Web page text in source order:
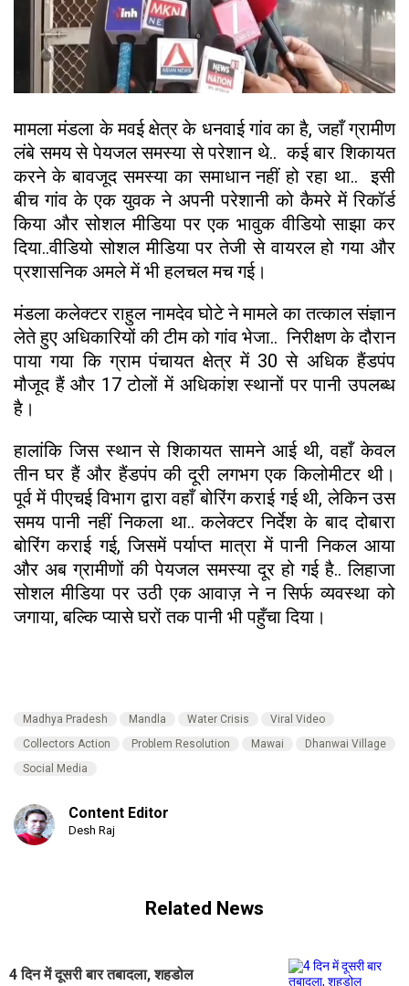
मामला मंडला के मवई क्षेत्र के धनवाई गांव का है, जहाँ ग्रामीण
लंबे समय से पेयजल समस्या से परेशान थे.. कई बार शिकायत
करने के बावजूद समस्या का समाधान नहीं हो रहा था.. इसी
बीच गांव के एक युवक ने अपनी परेशानी को कैमरे में रिकॉर्ड
किया और सोशल मीडिया पर एक भावुक वीडियो साझा कर
दिया..वीडियो सोशल मीडिया पर तेजी से वायरल हो गया और
प्रशासनिक अमले में भी हलचल मच गई।
मंडला कलेक्टर राहुल नामदेव घोटे ने मामले का तत्काल संज्ञान
लेते हुए अधिकारियों की टीम को गांव भेजा.. निरीक्षण के दौरान
पाया गया कि ग्राम पंचायत क्षेत्र में 30 से अधिक हैंडपंप
मौजूद हैं और 17 टोलों में अधिकांश स्थानों पर पानी उपलब्ध
है।
हालांकि जिस स्थान से शिकायत सामने आई थी, वहाँ केवल
तीन घर हैं और हैंडपंप की दूरी लगभग एक किलोमीटर थी।
पूर्व में पीएचई विभाग द्वारा वहाँ बोरिंग कराई गई थी, लेकिन उस
समय पानी नहीं निकला था.. कलेक्टर निर्देश के बाद दोबारा
बोरिंग कराई गई, जिसमें पर्याप्त मात्रा में पानी निकल आया
और अब ग्रामीणों की पेयजल समस्या दूर हो गई है.. लिहाजा
सोशल मीडिया पर उठी एक आवाज़ ने न सिर्फ व्यवस्था को
जगाया, बल्कि प्यासे घरों तक पानी भी पहुँचा दिया।
Madhya Pradesh Mandla Water Crisis
Viral Video
Collectors Action
Problem Resolution Mawai
Dhanwai Village
Social Media
Content Editor
Desh Raj
Related News
4 दिन में दूसरी बार तबादला, शहडोल